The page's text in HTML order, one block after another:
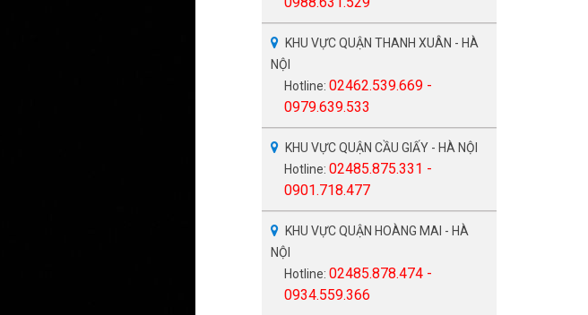
KHU VỰC QUẬN THANH XUÂN - HÀ
NỘI
Hotline: 02462.539.669 -
0979.639.533
KHU VỰC QUẬN CẦU GIẤY - HÀ NỘI
Hotline: 02485.875.331 -
0901.718.477
KHU VỰC QUẬN HOÀNG MAI - HÀ
NỘI
Hotline: 02485.878.474 -
0934.559.366